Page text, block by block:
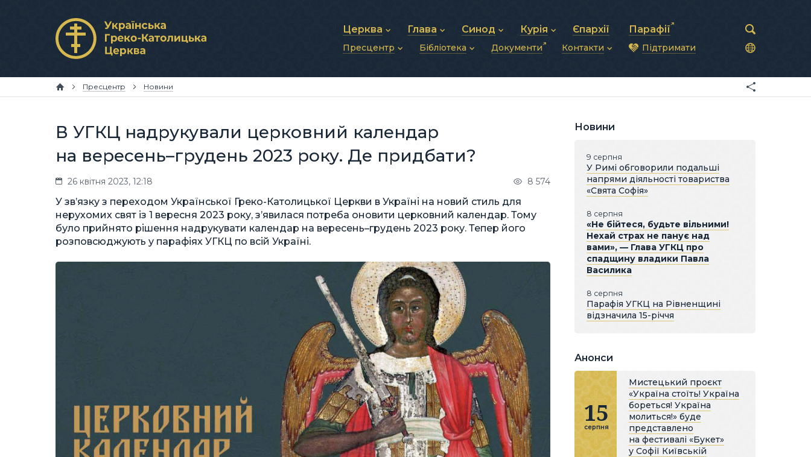
Церква
Про УГКЦ
Структура УГКЦ
Глава
Блаженніший Святослав
Фотографії
Синод
Синод Єпископів
Митрополичі Синоди
Курія
Душпастирська рада
Зв’язки та комунікації
Єпархії Парафії
Пресцентр
Публікації
Фото та відео
Архів новин (2013–2022)
Бібліотека
Молитви
Документи Контакти
Синоди Єпископів
Патріарша курія
Підтримати
Пресцентр Новини
В УГКЦ надрукували церковний календар
на вересень–грудень 2023 року. Де придбати?
26 квітня 2023, 12:18 8 574
У зв’язку з переходом Української Греко-Католицької Церкви в Україні на новий стиль для
нерухомих свят із 1 вересня 2023 року, з’явилася потреба оновити церковний календар. Тому
було прийнято рішення надрукувати календар на вересень–грудень 2023 року. Тепер його
розповсюджують у парафіях УГКЦ по всій Україні.
Новини
9 серпня
У Римі обговорили подальші
напрями діяльності товариства
«Свята Софія»
8 серпня
«Не бійтеся, будьте вільними!
Нехай страх не панує над
вами», — Глава УГКЦ про
спадщину владики Павла
Василика
8 серпня
Парафія УГКЦ на Рівненщині
відзначила 15-річчя
Анонси
15
серпня
Мистецький проєкт
«Україна стоїть! Україна
бореться! Україна
молиться!» буде
представлено
на фестивалі «Букет»
у Софії Київській